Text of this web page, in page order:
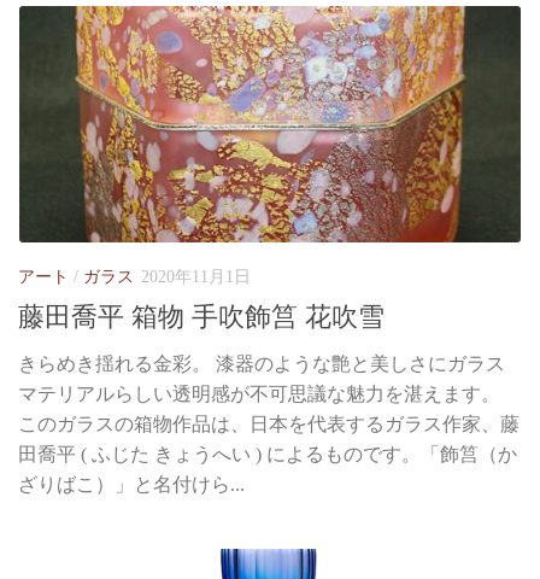
アート / ガラス 2020年11月1日
藤田喬平 箱物 手吹飾筥 花吹雪
きらめき揺れる金彩。 漆器のような艶と美しさにガラス
マテリアルらしい透明感が不可思議な魅力を湛えます。
このガラスの箱物作品は、日本を代表するガラス作家、藤
田喬平 ( ふじた きょうへい ) によるものです。「飾筥（か
ざりばこ）」と名付けら...